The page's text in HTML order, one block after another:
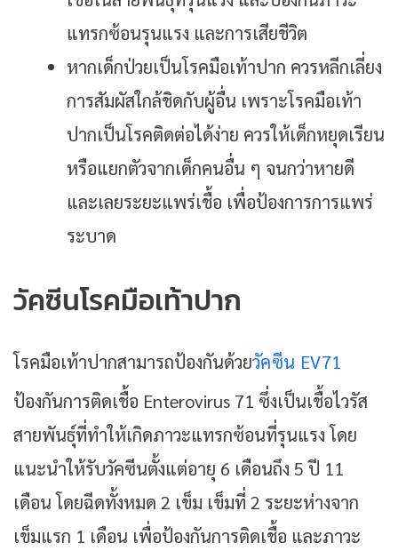
แทรกซ้อนรุนแรง และการเสียชีวิต
หากเด็กป่วยเป็นโรคมือเท้าปาก ควรหลีกเลี่ยง
การสัมผัสใกล้ชิดกับผู้อื่น เพราะโรคมือเท้า
ปากเป็นโรคติดต่อได้ง่าย ควรให้เด็กหยุดเรียน
หรือแยกตัวจากเด็กคนอื่น ๆ จนกว่าหายดี
และเลยระยะแพร่เชื้อ เพื่อป้องการการแพร่
ระบาด
วัคซีนโรคมือเท้าปาก
โรคมือเท้าปากสามารถป้องกันด้วยวัคซีน EV71
ป้องกันการติดเชื้อ Enterovirus 71 ซึ่งเป็นเชื้อไวรัส
สายพันธุ์ที่ทำให้เกิดภาวะแทรกซ้อนที่รุนแรง โดย
แนะนำให้รับวัคซีนตั้งแต่อายุ 6 เดือนถึง 5 ปี 11
เดือน โดยฉีดทั้งหมด 2 เข็ม เข็มที่ 2 ระยะห่างจาก
เข็มแรก 1 เดือน เพื่อป้องกันการติดเชื้อ และภาวะ